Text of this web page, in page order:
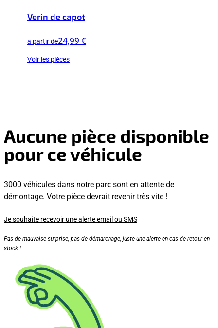
Verin de capot
à partir de24,99 €
Voir les pièces
Aucune pièce disponible
pour ce véhicule
3000 véhicules dans notre parc sont en attente de
démontage. Votre pièce devrait revenir très vite !
Je souhaite recevoir une alerte email ou SMS
Pas de mauvaise surprise, pas de démarchage, juste une alerte en cas de retour en
stock !